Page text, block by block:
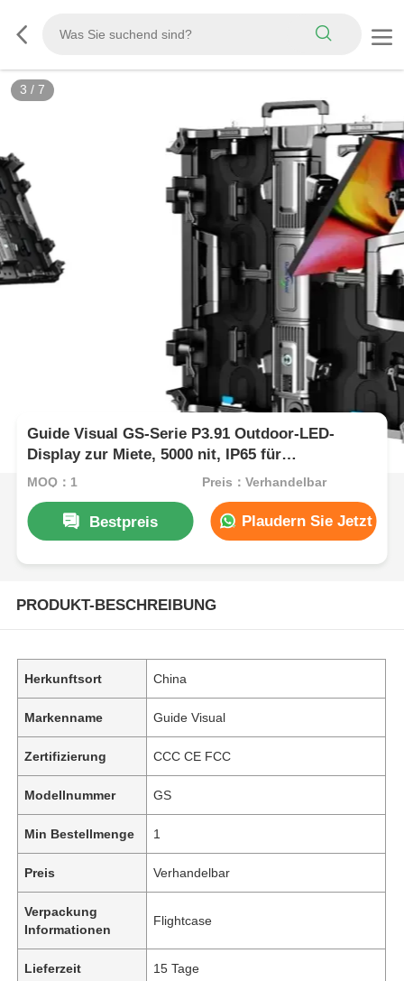
3 / 7
Guide Visual GS-Serie P3.91 Outdoor-LED-
Display zur Miete, 5000 nit, IP65 für
Konzertveranstaltungen, 7680 Hz Dual-Backup
MOQ：1 Preis：Verhandelbar
Bestpreis Plaudern Sie Jetzt
PRODUKT-BESCHREIBUNG
Herkunftsort China
Markenname Guide Visual
Zertifizierung CCC CE FCC
Modellnummer GS
Min Bestellmenge 1
Preis Verhandelbar
Verpackung
Informationen
Flightcase
Lieferzeit 15 Tage